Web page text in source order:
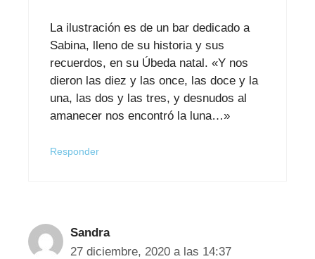
La ilustración es de un bar dedicado a
Sabina, lleno de su historia y sus
recuerdos, en su Úbeda natal. «Y nos
dieron las diez y las once, las doce y la
una, las dos y las tres, y desnudos al
amanecer nos encontró la luna…»
Responder
Sandra
27 diciembre, 2020 a las 14:37